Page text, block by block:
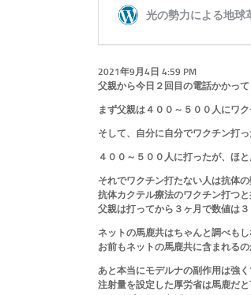
2021年9月4日 4:59 PM
父親から今日２回目の電話かかっ
まず父親は４００～５００人にワ
そして、自分に自分でワクチン打っ
４００～５００人に打ったが、ほ
それでワクチン打たない人は抗体の
抗体カクテル療法のワクチン打つ
父親は打ってから３ヶ月で数値は３
ネットの馬鹿共はちゃんと調べもし
お前もネットの馬鹿共に含まれる
あと本当にモデルナの副作用は強
注射量を設定した厚労省は馬鹿だと